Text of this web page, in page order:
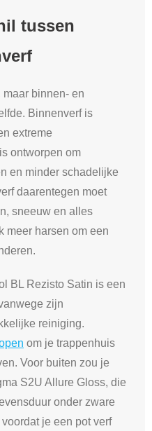
tussen
binnen- en
Binnenverf is
extreme
ontworpen om
en minder schadelijke
daarentegen moet
sneeuw en alles
meer harsen om een
BL Rezisto Satin is een
zijn
reiniging.
om je trappenhuis
Voor buiten zou je
S2U Allure Gloss, die
onder zware
je een pot verf